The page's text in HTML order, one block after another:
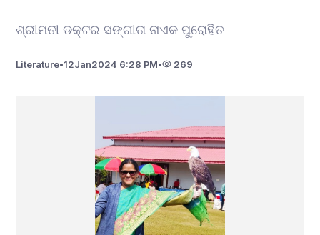
ଶ୍ରୀମତୀ ଡକ୍ଟର ସଙ୍ଗୀତା ନାଏକ ପୁରୋହିତ
Literature•12Jan2024 6:28 PM• 269